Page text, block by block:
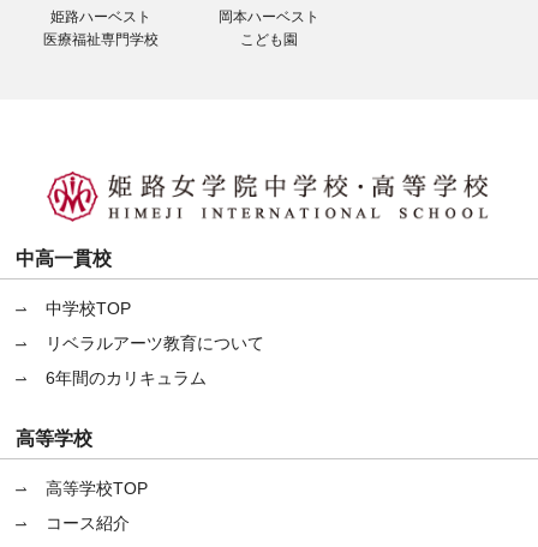
姫路ハーベスト
医療福祉専門学校
岡本ハーベスト
こども園
中高一貫校
中学校TOP
リベラルアーツ教育について
6年間のカリキュラム
高等学校
高等学校TOP
コース紹介